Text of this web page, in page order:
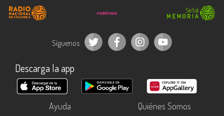
Síguenos
Descarga la app
Ayuda
Quiénes Somos